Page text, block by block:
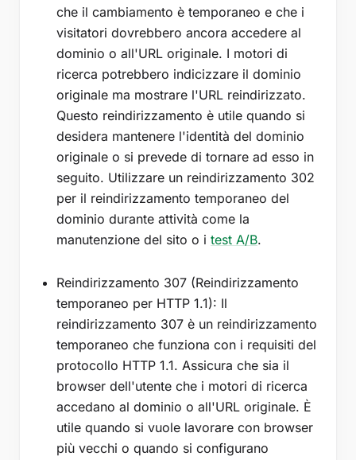
che il cambiamento è temporaneo e che i
visitatori dovrebbero ancora accedere al
dominio o all'URL originale. I motori di
ricerca potrebbero indicizzare il dominio
originale ma mostrare l'URL reindirizzato.
Questo reindirizzamento è utile quando si
desidera mantenere l'identità del dominio
originale o si prevede di tornare ad esso in
seguito. Utilizzare un reindirizzamento 302
per il reindirizzamento temporaneo del
dominio durante attività come la
manutenzione del sito o i test A/B.
Reindirizzamento 307 (Reindirizzamento
temporaneo per HTTP 1.1): Il
reindirizzamento 307 è un reindirizzamento
temporaneo che funziona con i requisiti del
protocollo HTTP 1.1. Assicura che sia il
browser dell'utente che i motori di ricerca
accedano al dominio o all'URL originale. È
utile quando si vuole lavorare con browser
più vecchi o quando si configurano